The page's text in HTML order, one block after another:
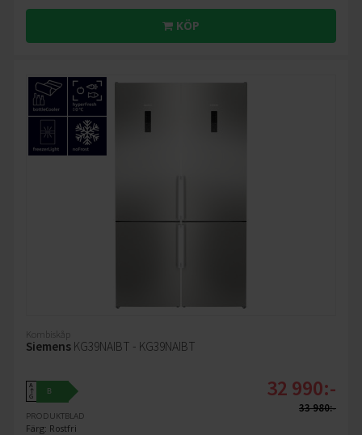
KÖP
Kombiskåp
Siemens KG39NAIBT - KG39NAIBT
A
↑
G
B
PRODUKTBLAD
Färg: Rostfri
32 990:-
33 980:-